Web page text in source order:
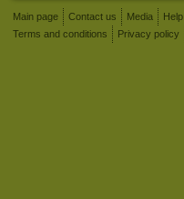
Main page Contact us Media Help
Terms and conditions
Privacy policy